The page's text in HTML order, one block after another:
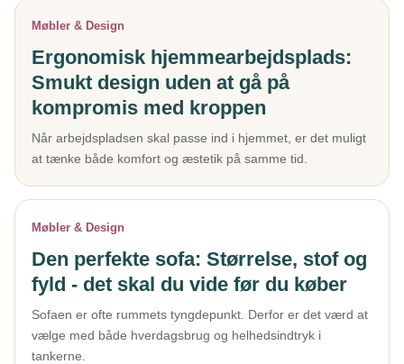
Møbler & Design
Ergonomisk hjemmearbejdsplads:
Smukt design uden at gå på
kompromis med kroppen
Når arbejdspladsen skal passe ind i hjemmet, er det muligt
at tænke både komfort og æstetik på samme tid.
Møbler & Design
Den perfekte sofa: Størrelse, stof og
fyld - det skal du vide før du køber
Sofaen er ofte rummets tyngdepunkt. Derfor er det værd at
vælge med både hverdagsbrug og helhedsindtryk i
tankerne.